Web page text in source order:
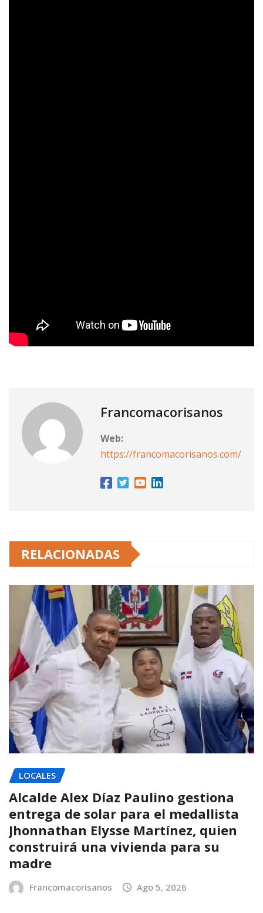
Francomacorisanos
Web:
https://francomacorisanos.com/
RELACIONADAS
LOCALES
Alcalde Alex Díaz Paulino gestiona
entrega de solar para el medallista
Jhonnathan Elysse Martínez, quien
construirá una vivienda para su
madre
Francomacorisanos Ago 5, 2026